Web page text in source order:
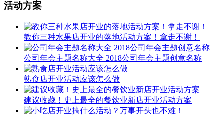
活动方案
教你三种水果店开业的落地活动方案！拿走不谢！
公司年会主题名称大全 2018公司年会主题创意名称
熟食店开业活动应该怎么做
建议收藏！史上最全的餐饮业新店开业活动方案